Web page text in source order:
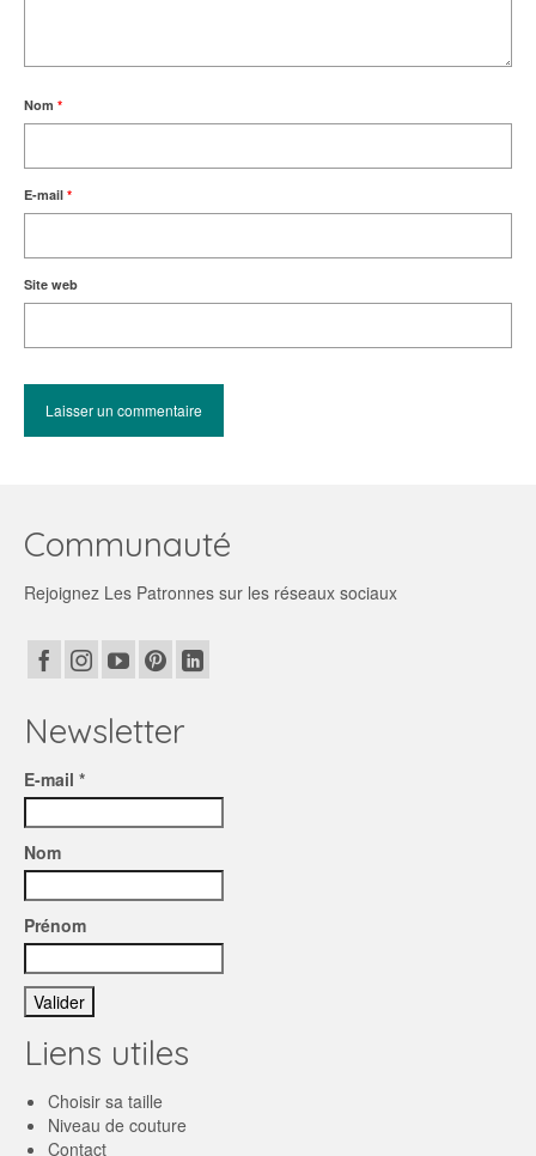
Nom *
E-mail *
Site web
Communauté
Rejoignez Les Patronnes sur les réseaux sociaux
Newsletter
E-mail *
Nom
Prénom
Liens utiles
Choisir sa taille
Niveau de couture
Contact